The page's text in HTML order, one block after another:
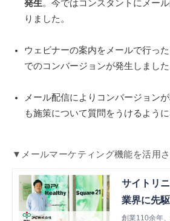
発生。今ではコンスタントにメー
りました。
ウェビナーの案内をメールで行っ
でのコンバージョンが発生しました
メール配信によりコンバージョン
も施策について質問をうけるように
▼メールマーケティング機能を活用
サイトリ
業界に先
を実行。
創業110余年